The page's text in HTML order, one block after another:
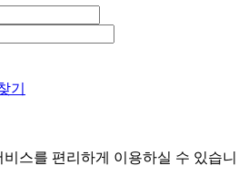
기
스를 편리하게 이용하실 수 있습니